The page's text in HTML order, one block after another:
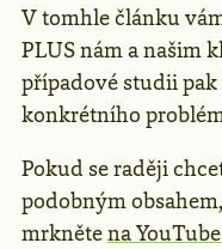
V tomhle článku
PLUS nám a našim
případové studii
konkrétního
Pokud se raději
podobným
mrknětena YouTube